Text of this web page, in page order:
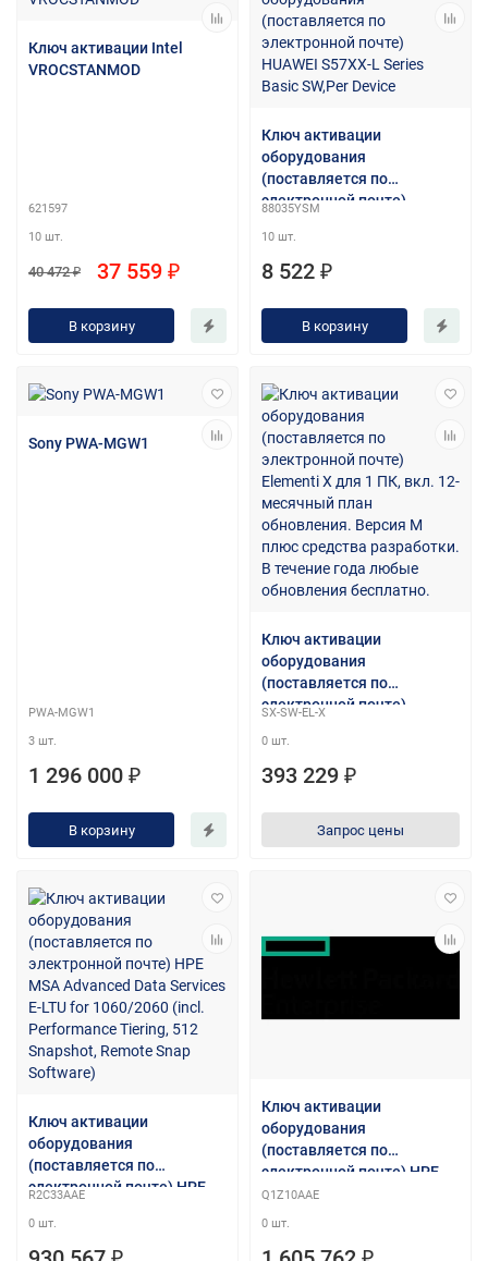
Ключ активации Intel
VROCSTANMOD
621597
10 шт.
40 472 ₽ 37 559 ₽
В корзину
Ключ активации
оборудования
(поставляется по
электронной почте)
Basic SW,Per Device
88035YSM
10 шт.
8 522 ₽
В корзину
Sony PWA-MGW1
PWA-MGW1
3 шт.
1 296 000 ₽
В корзину
Ключ активации
оборудования
(поставляется по
электронной почте)
12-месячный план
обновления. Версия M
разработки. В течение
года любые обновления
SX-SW-EL-X
0 шт.
393 229 ₽
Запрос цены
Ключ активации
оборудования
(поставляется по
электронной почте) HPE
Services E-LTU for
1060/2060 (incl.
R2C33AAE
0 шт.
Ключ активации
оборудования
(поставляется по
электронной почте) HPE
SN3600B 8-port FC Upgrade
E-LTU
Q1Z10AAE
0 шт.